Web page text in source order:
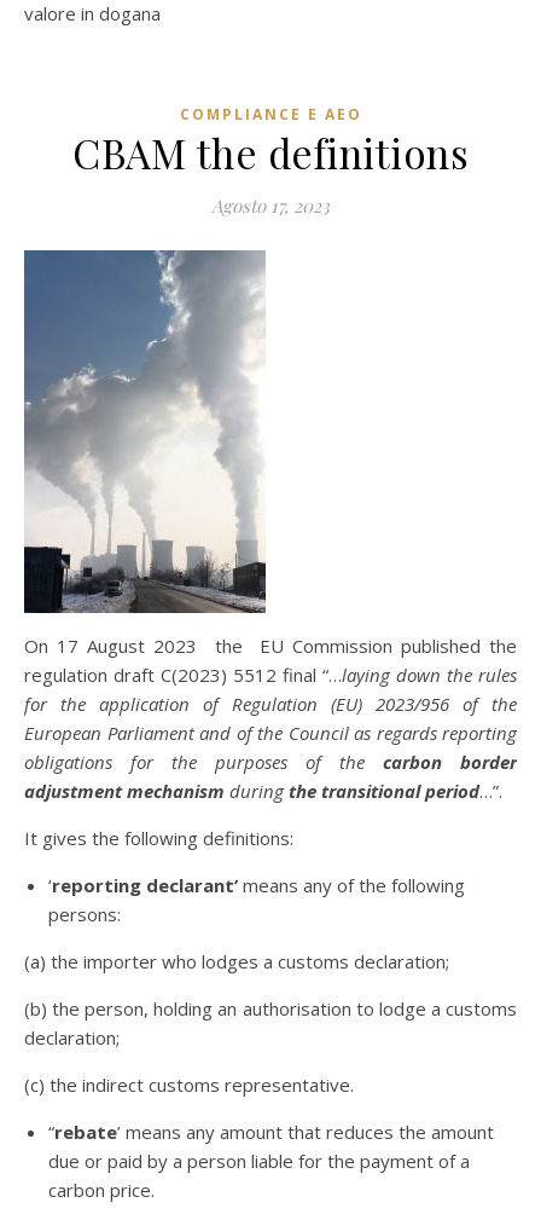
valore in dogana
COMPLIANCE E AEO
CBAM the definitions
Agosto 17, 2023
On 17 August 2023 the EU Commission published the
regulation draft C(2023) 5512 final “…laying down the rules
for the application of Regulation (EU) 2023/956 of the
European Parliament and of the Council as regards reporting
obligations for the purposes of the carbon border
adjustment mechanism duringthe transitional period…”.
It gives the following definitions:
‘reporting declarant’ means any of the following
persons:
(a) the importer who lodges a customs declaration;
(b) the person, holding an authorisation to lodge a customs
declaration;
(c) the indirect customs representative.
“rebate’ means any amount that reduces the amount
due or paid by a person liable for the payment of a
carbon price.